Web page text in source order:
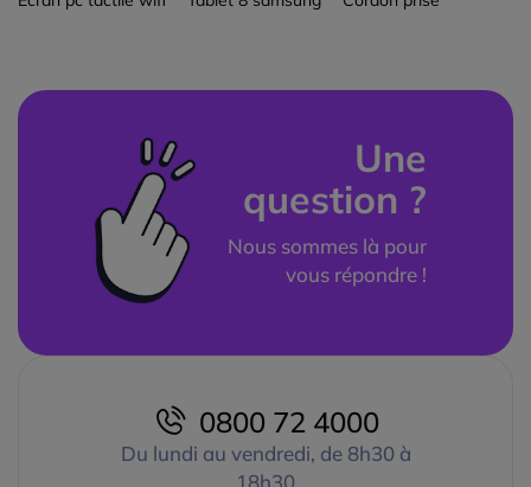
Une
question ?
Nous sommes là pour
vous répondre !
0800 72 4000
Du lundi au vendredi, de 8h30 à
18h30